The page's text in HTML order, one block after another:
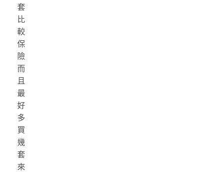
套
比
較
保
險
而
且
最
好
多
買
幾
套
來